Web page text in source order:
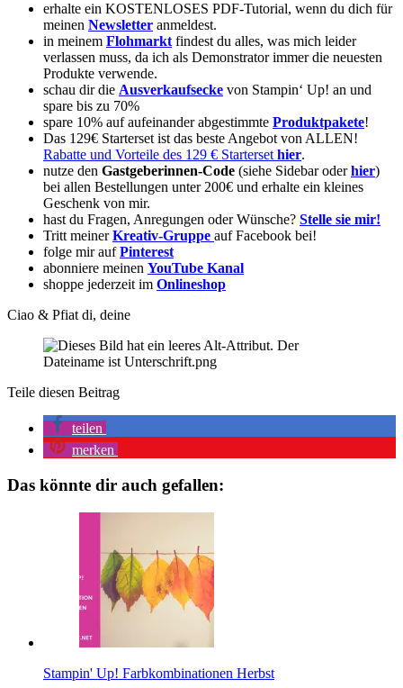
erhalte ein KOSTENLOSES PDF-Tutorial, wenn du dich für
meinen Newsletter anmeldest.
in meinem Flohmarkt findest du alles, was mich leider
verlassen muss, da ich als Demonstrator immer die neuesten
Produkte verwende.
schau dir die Ausverkaufsecke von Stampin‘ Up! an und
spare bis zu 70%
spare 10% auf aufeinander abgestimmte Produktpakete!
Das 129€ Starterset ist das beste Angebot von ALLEN!
Rabatte und Vorteile des 129 € Starterset hier.
nutze den Gastgeberinnen-Code (siehe Sidebar oderhier)
bei allen Bestellungen unter 200€ und erhalte ein kleines
Geschenk von mir.
hast du Fragen, Anregungen oder Wünsche? Stelle sie mir!
Tritt meinerKreativ-Gruppe auf Facebook bei!
folge mir aufPinterest
abonniere meinen YouTube Kanal
shoppe jederzeit im Onlineshop
Ciao & Pfiat di, deine
Teile diesen Beitrag
teilen
merken
Das könnte dir auch gefallen:
Stampin' Up! Farbkombinationen Herbst